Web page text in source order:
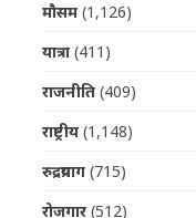
मौसम(1,126)
यात्रा(411)
राजनीति(409)
राष्ट्रीय(1,148)
रुद्रप्रयाग(715)
रोजगार(512)